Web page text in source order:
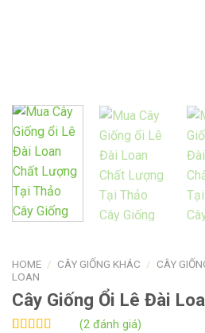
HOME / CÂY GIỐNG KHÁC / CÂY
LOAN
Cây Giống Ổi Lê Đài
(2 đánh giá)